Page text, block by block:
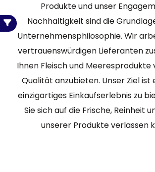
Produkte und unser
Nachhaltigkeit sind die
Unternehmensphilosophie. Wir
vertrauenswürdigen Lieferanten
Ihnen Fleisch und
Qualität anzubieten. Unser Ziel ist
einzigartiges Einkaufserlebnis zu
Sie sich auf die Frische, Reinheit
unserer Produkte verlassen